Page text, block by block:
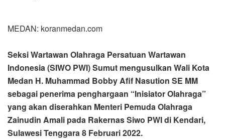
MEDAN: koranmedan.com
Seksi Wartawan Olahraga Persatuan Wartawan
Indonesia (SIWO PWI) Sumut mengusulkan Wali Kota
Medan H. Muhammad Bobby Afif Nasution SE MM
sebagai penerima penghargaan “Inisiator Olahraga”
yang akan diserahkan Menteri Pemuda Olahraga
Zainudin Amali pada Rakernas Siwo PWI di Kendari,
Sulawesi Tenggara 8 Februari 2022.